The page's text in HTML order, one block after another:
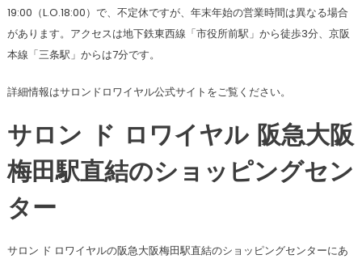
19:00（L.O.18:00）で、不定休ですが、年末年始の営業時間は異なる場合
があります。アクセスは地下鉄東西線「市役所前駅」から徒歩3分、京阪
本線「三条駅」からは7分です。
詳細情報はサロンドロワイヤル公式サイトをご覧ください。
サロン ド ロワイヤル 阪急大阪
梅田駅直結のショッピングセン
ター
サロン ド ロワイヤルの阪急大阪梅田駅直結のショッピングセンターにあ